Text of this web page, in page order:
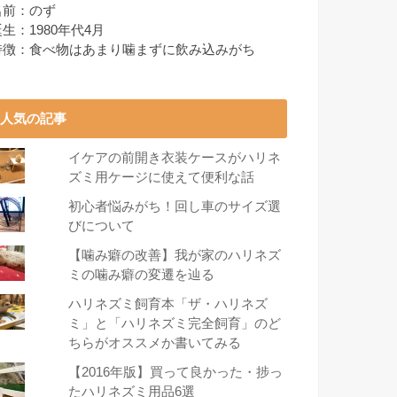
前：のず
：1980年代4月
徴：食べ物はあまり噛まずに飲み込みがち
人気の記事
イケアの前開き衣装ケースがハリネ
ズミ用ケージに使えて便利な話
初心者悩みがち！回し車のサイズ選
びについて
【噛み癖の改善】我が家のハリネズ
ミの噛み癖の変遷を辿る
ハリネズミ飼育本「ザ・ハリネズ
ミ」と「ハリネズミ完全飼育」のど
ちらがオススメか書いてみる
【2016年版】買って良かった・捗っ
たハリネズミ用品6選